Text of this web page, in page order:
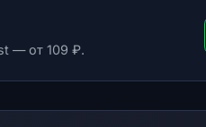
— от 109 ₽.